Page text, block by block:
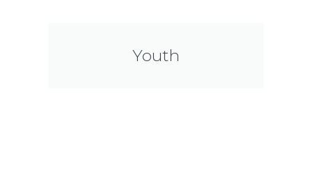
Youth